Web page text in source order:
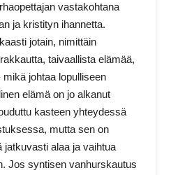
vastakohtana
ja kristityn ihannetta.
jotain, nimittäin
taivaallista elämää,
johtaa lopulliseen
elämä on jo alkanut
kasteen yhteydessä
mutta sen on
alaa ja vaihtua
Jos syntisen vanhurskautus